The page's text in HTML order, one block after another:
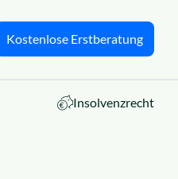
Kostenlose Erstberatung
Insolvenzrecht